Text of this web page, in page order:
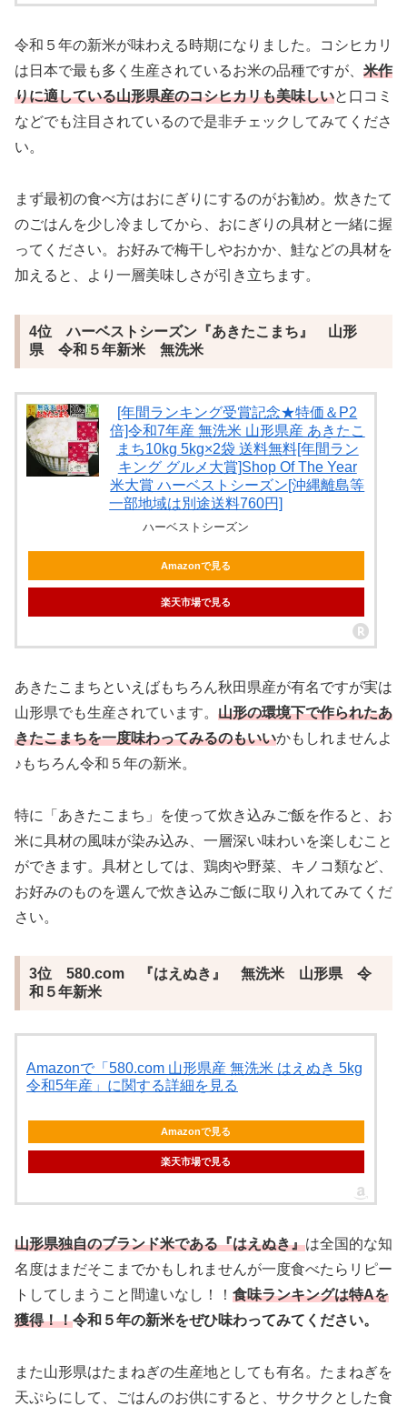
令和５年の新米が味わえる時期になりました。コシヒカリ
は日本で最も多く生産されているお米の品種ですが、 米作
りに適している山形県産のコシヒカリも美味しいと口コミ
などでも注目されているので是非チェックしてみてくださ
い。
まず最初の食べ方はおにぎりにするのがお勧め。炊きたて
のごはんを少し冷ましてから、おにぎりの具材と一緒に握
ってください。お好みで梅干しやおかか、鮭などの具材を
加えると、より一層美味しさが引き立ちます。
4位 ハーベストシーズン『あきたこまち』 山形
県 令和５年新米 無洗米
[年間ランキング受賞記念★特価＆P2
倍]令和7年産 無洗米 山形県産 あきたこ
まち10kg 5kg×2袋 送料無料[年間ラン
キング グルメ大賞]Shop Of The Year
米大賞 ハーベストシーズン[沖縄離島等
一部地域は別途送料760円]
ハーベストシーズン
Amazonで見る
楽天市場で見る
あきたこまちといえばもちろん秋田県産が有名ですが実は
山形県でも生産されています。 山形の環境下で作られたあ
きたこまちを一度味わってみるのもいいかもしれませんよ
♪もちろん令和５年の新米。
特に「あきたこまち」を使って炊き込みご飯を作ると、お
米に具材の風味が染み込み、一層深い味わいを楽しむこと
ができます。具材としては、鶏肉や野菜、キノコ類など、
お好みのものを選んで炊き込みご飯に取り入れてみてくだ
さい。
3位 ‎580.com 『はえぬき』 無洗米 山形県 令
和５年新米
Amazonで「580.com 山形県産 無洗米 はえぬき 5kg
令和5年産」に関する詳細を見る
Amazonで見る
楽天市場で見る
山形県独自のブランド米である『はえぬき』は全国的な知
名度はまだそこまでかもしれませんが一度食べたらリピー
トしてしまうこと間違いなし！！ 食味ランキングは特Aを
獲得！！令和５年の新米をぜひ味わってみてください。
また山形県はたまねぎの生産地としても有名。たまねぎを
天ぷらにして、ごはんのお供にすると、サクサクとした食